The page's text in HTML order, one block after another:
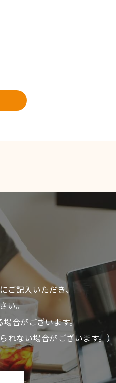
ご記入いただき、
い。
合がございます。
れない場合がございます。）